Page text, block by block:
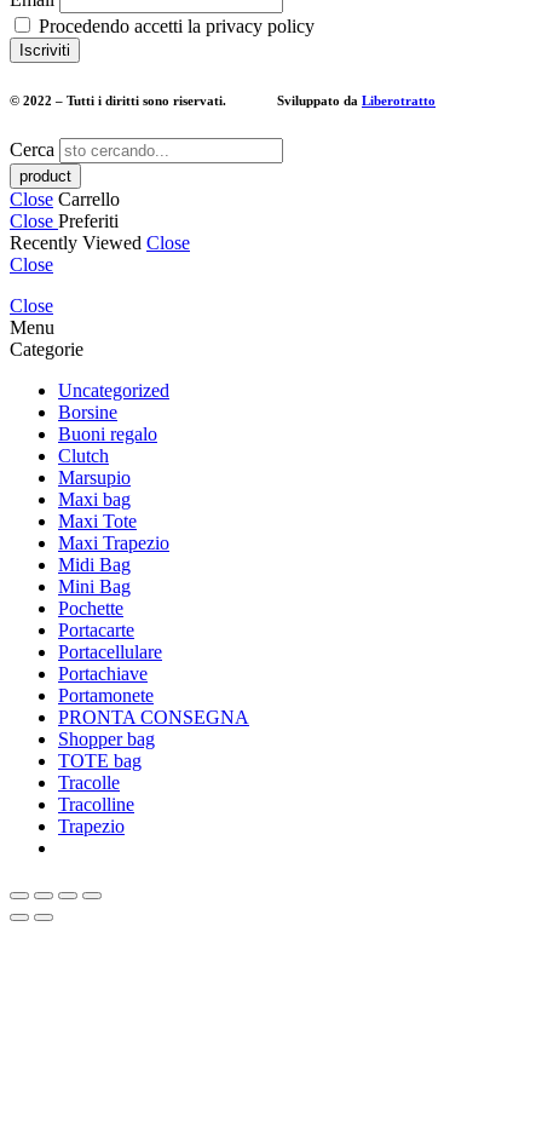
Procedendo accetti la privacy policy
© 2022 – Tutti i diritti sono riservati. Sviluppato da Liberotratto
Cerca
Close Carrello
Close Preferiti
Recently Viewed Close
Close
Close
Menu
Categorie
Uncategorized
Borsine
Buoni regalo
Clutch
Marsupio
Maxi bag
Maxi Tote
Maxi Trapezio
Midi Bag
Mini Bag
Pochette
Portacarte
Portacellulare
Portachiave
Portamonete
PRONTA CONSEGNA
Shopper bag
TOTE bag
Tracolle
Tracolline
Trapezio